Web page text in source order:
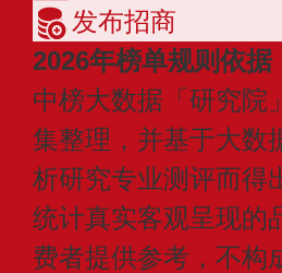
发布招商
2026年榜单规则依据
中榜大数据「研究院
集整理，并基于大数
析研究专业测评而得
统计真实客观呈现的
费者提供参考，不构